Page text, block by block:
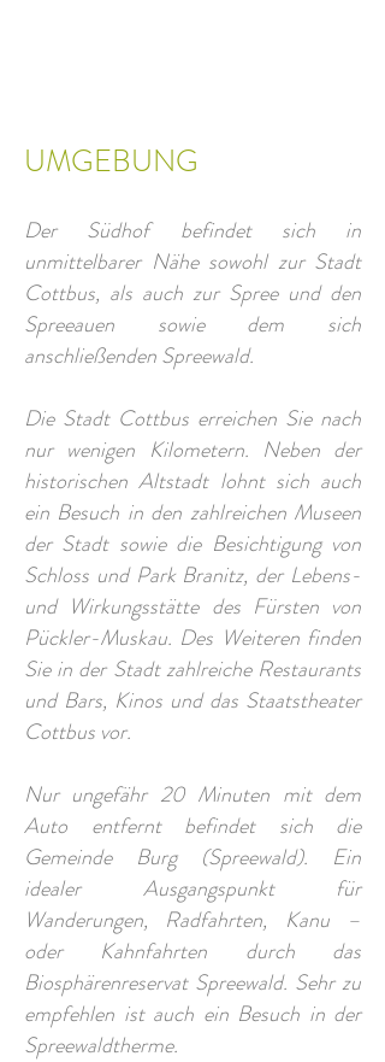
UMGEBUNG
Der Südhof befindet sich in
unmittelbarer Nähe sowohl zur Stadt
Cottbus, als auch zur Spree und den
Spreeauen sowie dem sich
anschließenden Spreewald.
Die Stadt Cottbus erreichen Sie nach
nur wenigen Kilometern. Neben der
historischen Altstadt lohnt sich auch
ein Besuch in den zahlreichen Museen
der Stadt sowie die Besichtigung von
Schloss und Park Branitz, der Lebens-
und Wirkungsstätte des Fürsten von
Pückler-Muskau. Des Weiteren finden
Sie in der Stadt zahlreiche Restaurants
und Bars, Kinos und das Staatstheater
Cottbus vor.
Nur ungefähr 20 Minuten mit dem
Auto entfernt befindet sich die
Gemeinde Burg (Spreewald). Ein
idealer Ausgangspunkt für
Wanderungen, Radfahrten, Kanu –
oder Kahnfahrten durch das
Biosphärenreservat Spreewald. Sehr zu
empfehlen ist auch ein Besuch in der
Spreewaldtherme.